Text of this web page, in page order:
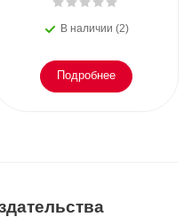
В наличии (2)
Подробнее